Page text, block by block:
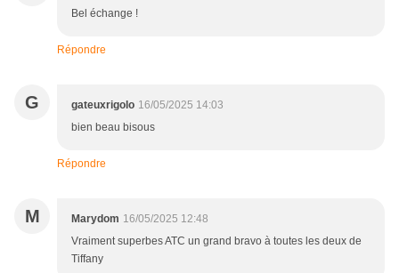
Bel échange !
Répondre
G gateuxrigolo 16/05/2025 14:03
bien beau bisous
Répondre
M Marydom 16/05/2025 12:48
Vraiment superbes ATC un grand bravo à toutes les deux de
Tiffany